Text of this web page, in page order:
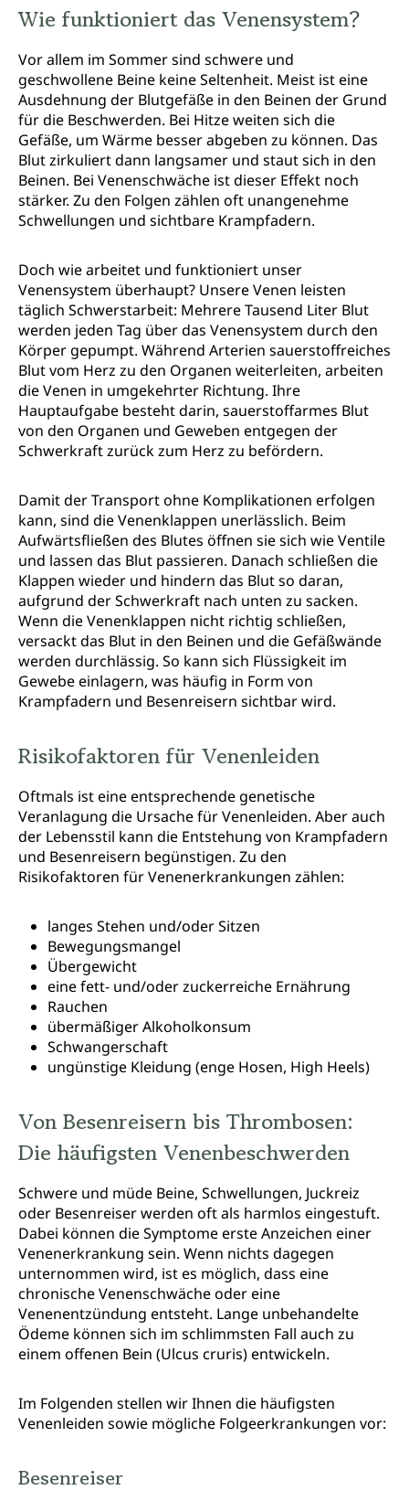
Wie funktioniert das Venensystem?
Vor allem im Sommer sind schwere und
geschwollene Beine keine Seltenheit. Meist ist eine
Ausdehnung der Blutgefäße in den Beinen der Grund
für die Beschwerden. Bei Hitze weiten sich die
Gefäße, um Wärme besser abgeben zu können. Das
Blut zirkuliert dann langsamer und staut sich in den
Beinen. Bei Venenschwäche ist dieser Effekt noch
stärker. Zu den Folgen zählen oft unangenehme
Schwellungen und sichtbare Krampfadern.
Doch wie arbeitet und funktioniert unser
Venensystem überhaupt? Unsere Venen leisten
täglich Schwerstarbeit: Mehrere Tausend Liter Blut
werden jeden Tag über das Venensystem durch den
Körper gepumpt. Während Arterien sauerstoffreiches
Blut vom Herz zu den Organen weiterleiten, arbeiten
die Venen in umgekehrter Richtung. Ihre
Hauptaufgabe besteht darin, sauerstoffarmes Blut
von den Organen und Geweben entgegen der
Schwerkraft zurück zum Herz zu befördern.
Damit der Transport ohne Komplikationen erfolgen
kann, sind die Venenklappen unerlässlich. Beim
Aufwärtsfließen des Blutes öffnen sie sich wie Ventile
und lassen das Blut passieren. Danach schließen die
Klappen wieder und hindern das Blut so daran,
aufgrund der Schwerkraft nach unten zu sacken.
Wenn die Venenklappen nicht richtig schließen,
versackt das Blut in den Beinen und die Gefäßwände
werden durchlässig. So kann sich Flüssigkeit im
Gewebe einlagern, was häufig in Form von
Krampfadern und Besenreisern sichtbar wird.
Risikofaktoren für Venenleiden
Oftmals ist eine entsprechende genetische
Veranlagung die Ursache für Venenleiden. Aber auch
der Lebensstil kann die Entstehung von Krampfadern
und Besenreisern begünstigen. Zu den
Risikofaktoren für Venenerkrankungen zählen:
langes Stehen und/oder Sitzen
Bewegungsmangel
Übergewicht
eine fett- und/oder zuckerreiche Ernährung
Rauchen
übermäßiger Alkoholkonsum
Schwangerschaft
ungünstige Kleidung (enge Hosen, High Heels)
Von Besenreisern bis Thrombosen:
Die häufigsten Venenbeschwerden
Schwere und müde Beine, Schwellungen, Juckreiz
oder Besenreiser werden oft als harmlos eingestuft.
Dabei können die Symptome erste Anzeichen einer
Venenerkrankung sein. Wenn nichts dagegen
unternommen wird, ist es möglich, dass eine
chronische Venenschwäche oder eine
Venenentzündung entsteht. Lange unbehandelte
Ödeme können sich im schlimmsten Fall auch zu
einem offenen Bein (Ulcus cruris) entwickeln.
Im Folgenden stellen wir Ihnen die häufigsten
Venenleiden sowie mögliche Folgeerkrankungen vor:
Besenreiser